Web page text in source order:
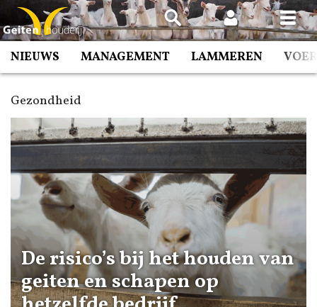
Spring
naar
inhoud
NIEUWS MANAGEMENT LAMMEREN
Gezondheid
De risico’s bij het houden van
geiten en schapen op